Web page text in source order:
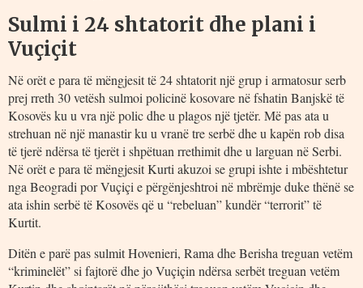
Sulmi i 24 shtatorit dhe plani i
Vuçiçit
Në orët e para të mëngjesit të 24 shtatorit një grup i armatosur serb
prej rreth 30 vetësh sulmoi policinë kosovare në fshatin Banjskë të
Kosovës ku u vra një polic dhe u plagos një tjetër. Më pas ata u
strehuan në një manastir ku u vranë tre serbë dhe u kapën rob disa
të tjerë ndërsa të tjerët i shpëtuan rrethimit dhe u larguan në Serbi.
Në orët e para të mëngjesit Kurti akuzoi se grupi ishte i mbështetur
nga Beogradi por Vuçiçi e përgënjeshtroi në mbrëmje duke thënë se
ata ishin serbë të Kosovës që u “rebeluan” kundër “terrorit” të
Kurtit.
Ditën e parë pas sulmit Hovenieri, Rama dhe Berisha treguan vetëm
“kriminelët” si fajtorë dhe jo Vuçiçin ndërsa serbët treguan vetëm